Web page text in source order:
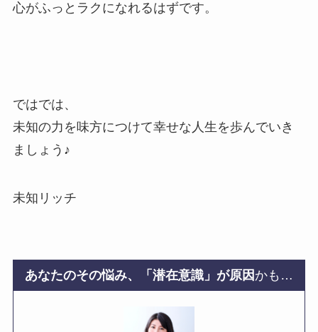
心がふっとラクになれるはずです。
ではでは、
未知の力を味方につけて幸せな人生を歩んでいき
ましょう♪
未知リッチ
あなたのその悩み、「潜在意識」が原因 かも…